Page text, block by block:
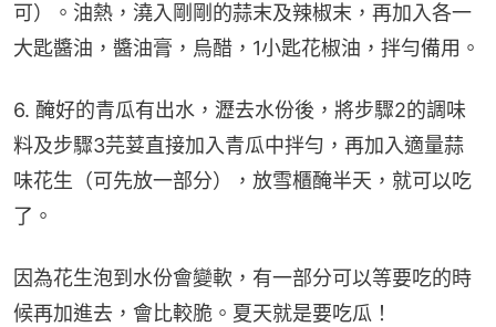
可）。油熱，澆入剛剛的蒜末及辣椒末，再加入各一
大匙醬油，醬油膏，烏醋，1小匙花椒油，拌勻備用。
6. 醃好的青瓜有出水，瀝去水份後，將步驟2的調味
料及步驟3芫荽直接加入青瓜中拌勻，再加入適量蒜
味花生（可先放一部分），放雪櫃醃半天，就可以吃
了。
因為花生泡到水份會變軟，有一部分可以等要吃的時
候再加進去，會比較脆。夏天就是要吃瓜！